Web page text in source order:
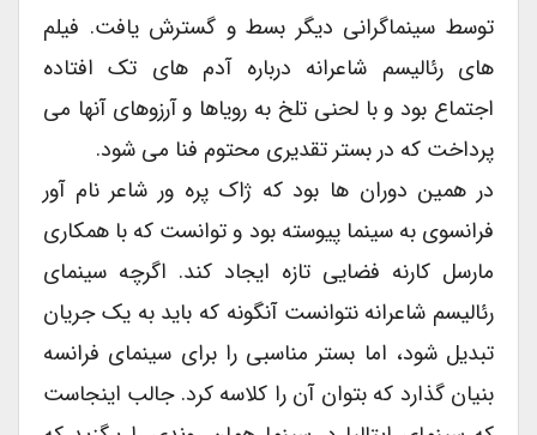
توسط سینماگرانی دیگر بسط و گسترش یافت. فیلم
های رئالیسم شاعرانه درباره آدم های تک افتاده
اجتماع بود و با لحنی تلخ به رویاها و آرزوهای آنها می
پرداخت که در بستر تقدیری محتوم فنا می شود.
در همین دوران ها بود که ژاک پره ور شاعر نام آور
فرانسوی به سینما پیوسته بود و توانست که با همکاری
مارسل کارنه فضایی تازه ایجاد کند. اگرچه سینمای
رئالیسم شاعرانه نتوانست آنگونه که باید به یک جریان
تبدیل شود، اما بستر مناسبی را برای سینمای فرانسه
بنیان گذارد که بتوان آن را کلاسه کرد. جالب اینجاست